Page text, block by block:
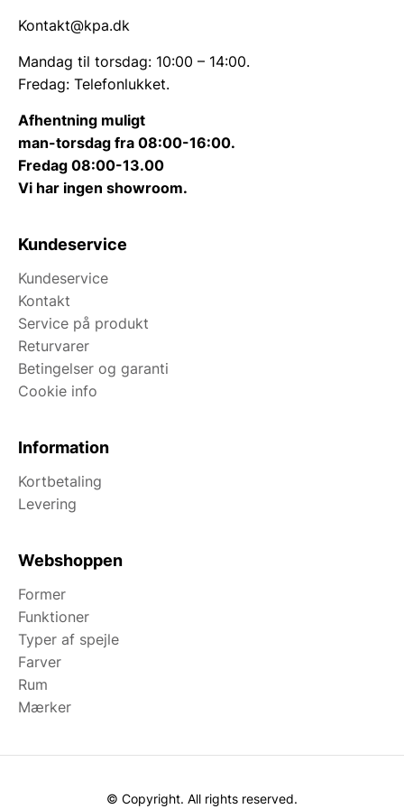
Et spejl med farve kan gøre en stor forskel i din
personlighed, dybde og elegance til ethvert rum.
Uanset hvilken stil eller farve du foretrækker, har vi
et spejl, der passer til dig.
Gå på opdagelse i vores kategori
spejle, der matcher din stil og indretning.
Kontakt@kpa.dk
Mandag til torsdag: 10:00 – 14:00.
Fredag: Telefonlukket.
Afhentning muligt
man-torsdag fra 08:00-16:00.
Fredag 08:00-13.00
Vi har ingen showroom.
Kundeservice
Kundeservice
Kontakt
Service på produkt
Returvarer
Betingelser og garanti
Cookie info
Information
Kortbetaling
Levering
Webshoppen
Former
Funktioner
Typer af spejle
Farver
Rum
Mærker
© Copyright. All rights reserved.